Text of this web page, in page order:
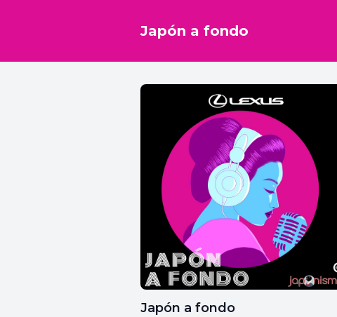
Japón a fondo
Japón a fondo